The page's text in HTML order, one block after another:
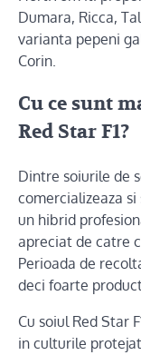
Dumara, Ricca,
varianta pepeni
Corin.
Cu ce sunt
Red Star F1?
Dintre soiurile de
comercializeaza si
un hibrid
apreciat de catre
Perioada de
deci foarte
Cu soiul Red Star
in culturile